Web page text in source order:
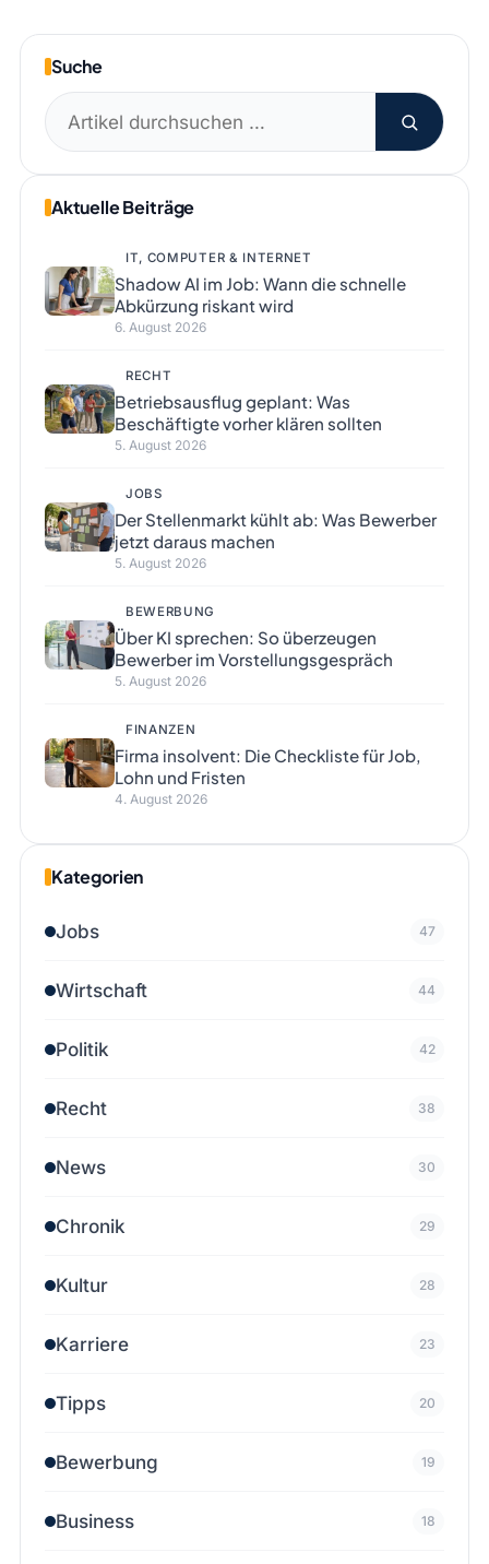
Suche
Suchen
nach:
Aktuelle Beiträge
IT, COMPUTER & INTERNET
Shadow AI im Job: Wann die schnelle
Abkürzung riskant wird
6. August 2026
RECHT
Betriebsausflug geplant: Was
Beschäftigte vorher klären sollten
5. August 2026
JOBS
Der Stellenmarkt kühlt ab: Was Bewerber
jetzt daraus machen
5. August 2026
BEWERBUNG
Über KI sprechen: So überzeugen
Bewerber im Vorstellungsgespräch
5. August 2026
FINANZEN
Firma insolvent: Die Checkliste für Job,
Lohn und Fristen
4. August 2026
Kategorien
Jobs 47
Wirtschaft 44
Politik 42
Recht 38
News 30
Chronik 29
Kultur 28
Karriere 23
Tipps 20
Bewerbung 19
Business 18